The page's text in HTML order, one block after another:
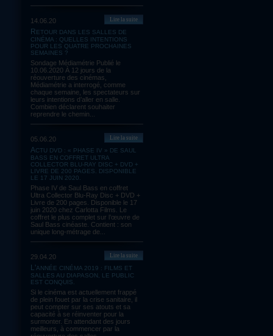
14.06.20
RETOUR DANS LES SALLES DE
CINÉMA : QUELLES INTENTIONS
POUR LES QUATRE PROCHAINES
SEMAINES ?
Sondage Médiamétrie Publié le
10.06.2020 À 12 jours de la
réouverture des cinémas,
Médiamétrie a interrogé, comme
chaque semaine, les spectateurs sur
leurs intentions d’aller en salle.
Combien déclarent souhaiter
reprendre le chemin...
Lire la suite
05.06.20
ACTU DVD : « PHASE IV » DE SAUL
BASS EN COFFRET ULTRA
COLLECTOR BLU-RAY DISC + DVD +
LIVRE DE 200 PAGES. DISPONIBLE
LE 17 JUIN 2020.
Phase IV de Saul Bass en coffret
Ultra Collector Blu-Ray Disc + DVD +
Livre de 200 pages. Disponible le 17
juin 2020 chez Carlotta Films. Le
coffret le plus complet sur l’œuvre de
Saul Bass cinéaste. Contient : son
unique long-métrage de...
Lire la suite
29.04.20
L'ANNÉE CINÉMA 2019 : FILMS ET
SALLES AU DIAPASON, LE PUBLIC
EST CONQUIS.
Si le cinéma est actuellement frappé
de plein fouet par la crise sanitaire, il
peut compter sur ses atouts et sa
capacité à se réinventer pour la
surmonter. En attendant des jours
meilleurs, à commencer par la
Lire la suite